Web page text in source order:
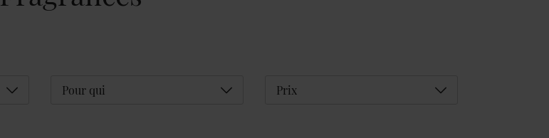
Déplier Pour qui Déplier Prix Déplier